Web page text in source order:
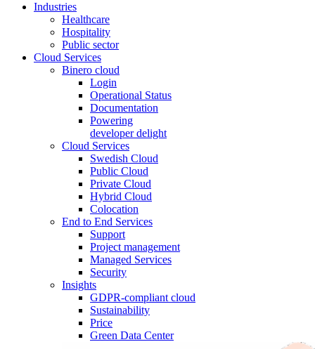
Industries
Healthcare
Hospitality
Public sector
Cloud Services
Binero cloud
Login
Operational Status
Documentation
Powering
developer delight
Cloud Services
Swedish Cloud
Public Cloud
Private Cloud
Hybrid Cloud
Colocation
End to End Services
Support
Project management
Managed Services
Security
Insights
GDPR-compliant cloud
Sustainability
Price
Green Data Center